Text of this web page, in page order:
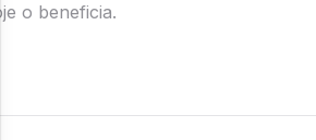
o beneficia.